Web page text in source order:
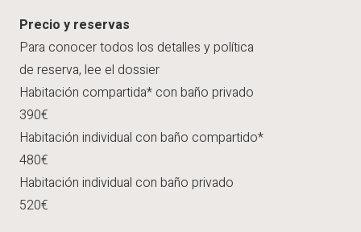
Precio y reservas
Para conocer todos los detalles y política
de reserva, lee el dossier
Habitación compartida* con baño privado
390€
Habitación individual con baño compartido*
480€
Habitación individual con baño privado
520€